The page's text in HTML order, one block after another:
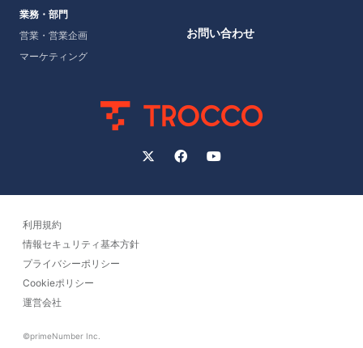
業務・部門
営業・営業企画
マーケティング
お問い合わせ
利用規約
情報セキュリティ基本方針
プライバシーポリシー
Cookieポリシー
運営会社
©primeNumber Inc.